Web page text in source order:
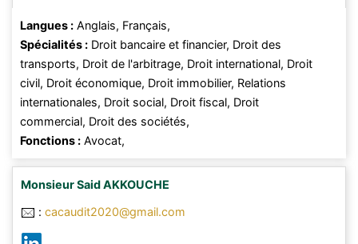
Langues : Anglais, Français,
Spécialités : Droit bancaire et financier, Droit des
transports, Droit de l'arbitrage, Droit international, Droit
civil, Droit économique, Droit immobilier, Relations
internationales, Droit social, Droit fiscal, Droit
commercial, Droit des sociétés,
Fonctions : Avocat,
MonsieurSaidAKKOUCHE
: cacaudit2020@gmail.com